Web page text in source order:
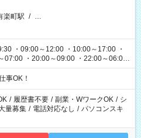
楽町駅 / …
・09:00～12:00 ・10:00～17:00 ・
07:00 ・20:00～09:00 ・22:00～06:00
事OK！
/ 履歴書不要 / 副業・WワークOK / シ
量募集 / 電話対応なし / パソコンスキ